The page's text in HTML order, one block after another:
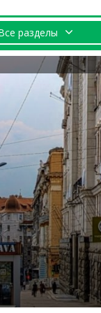
разделы